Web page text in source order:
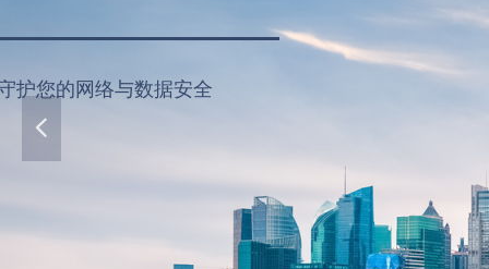
护您的网络与数据安全
넳